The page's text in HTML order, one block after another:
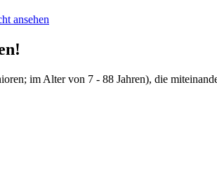
ansehen
im Alter von 7 - 88 Jahren), die